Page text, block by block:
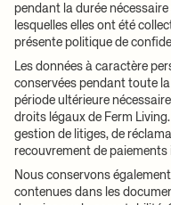
pendant la durée
lesquelles elles ont été
présente politique de
Les données à caractère
conservées pendant toute
période ultérieure
droits légaux de Ferm
gestion de litiges, de
recouvrement de paiements
Nous conservons
contenues dans les